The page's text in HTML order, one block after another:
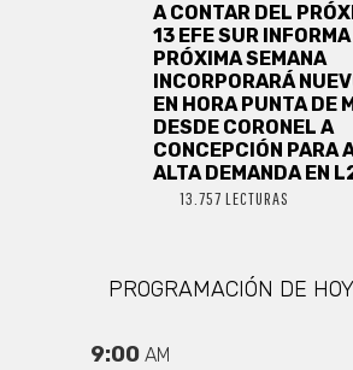
A CONTAR DEL
13 EFE SUR
PRÓXIMA SEMANA
INCORPORARÁ
EN HORA PUNTA DE
DESDE CORONEL A
CONCEPCIÓN PARA
ALTA DEMANDA EN
13.757 LECTURAS
PROGRAMACIÓN DE HOY
9:00 AM